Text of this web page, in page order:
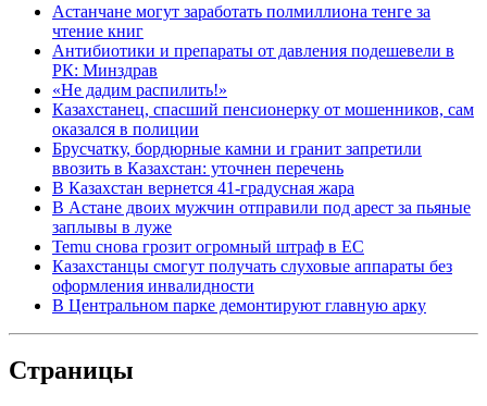
Астанчане могут заработать полмиллиона тенге за
чтение книг
Антибиотики и препараты от давления подешевели в
РК: Минздрав
«Не дадим распилить!»
Казахстанец, спасший пенсионерку от мошенников, сам
оказался в полиции
Брусчатку, бордюрные камни и гранит запретили
ввозить в Казахстан: уточнен перечень
В Казахстан вернется 41-градусная жара
В Астане двоих мужчин отправили под арест за пьяные
заплывы в луже
Temu снова грозит огромный штраф в ЕС
Казахстанцы смогут получать слуховые аппараты без
оформления инвалидности
В Центральном парке демонтируют главную арку
Страницы